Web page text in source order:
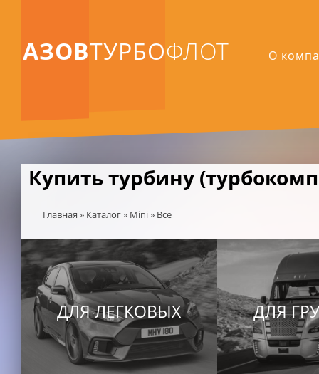
АЗОВТУРБОФЛОТ О
Купить турбину
Главная » Каталог» Mini» Все
ДЛЯ ЛЕГКОВЫХ ДЛЯ